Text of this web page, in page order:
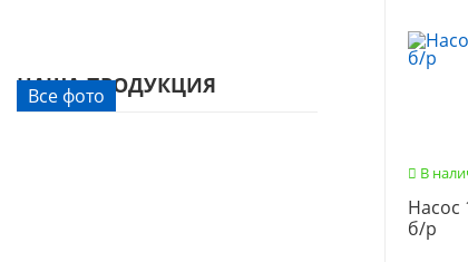
НАША ПРОДУКЦИЯ
Все фото
В
Насос
б/р